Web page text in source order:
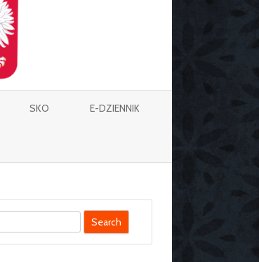
SKO E-DZIENNIK